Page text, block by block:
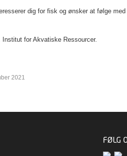
dig for fisk og ønsker at følge
Institut for Akvatiske Ressourcer.
2021
FØLG